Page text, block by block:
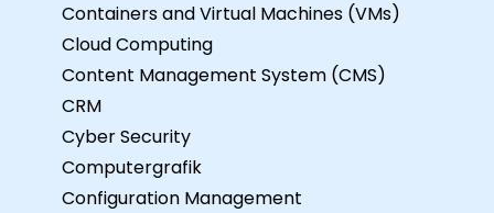
Containers and Virtual Machines (VMs)
Cloud Computing
Content Management System (CMS)
CRM
Cyber Security
Computergrafik
Configuration Management